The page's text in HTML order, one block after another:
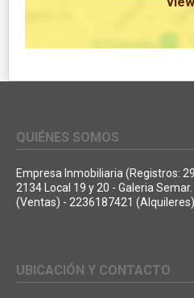
QUIÉNES SOMOS
Empresa Inmobiliaria (Registros:
2134 Local 19 y 20 - Galeria
(Ventas) - 2236187421 (Alquileres)
UBICACIÓN Y CONTACTO